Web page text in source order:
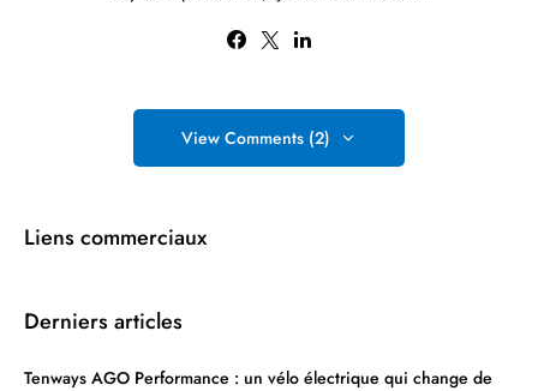
View Comments (2)
Liens commerciaux
Derniers articles
Tenways AGO Performance : un vélo électrique qui change de